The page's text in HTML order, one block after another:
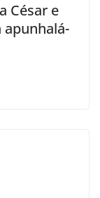
César e
apunhalá-